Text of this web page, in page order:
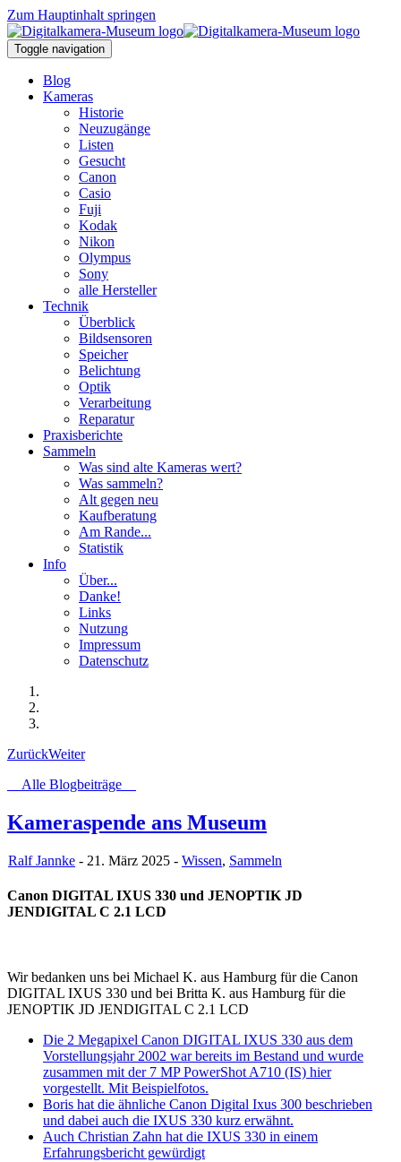
Zum Hauptinhalt springen
Toggle navigation
Blog
Kameras
Historie
Neuzugänge
Listen
Gesucht
Canon
Casio
Fuji
Kodak
Nikon
Olympus
Sony
alle Hersteller
Technik
Überblick
Bildsensoren
Speicher
Belichtung
Optik
Verarbeitung
Reparatur
Praxisberichte
Sammeln
Was sind alte Kameras wert?
Was sammeln?
Alt gegen neu
Kaufberatung
Am Rande...
Statistik
Info
Über...
Danke!
Links
Nutzung
Impressum
Datenschutz
ZurückWeiter
Alle Blogbeiträge
Kameraspende ans Museum
Ralf Jannke - 21. März 2025 - Wissen, Sammeln
Canon DIGITAL IXUS 330 und JENOPTIK JD
JENDIGITAL C 2.1 LCD
Wir bedanken uns bei Michael K. aus Hamburg für die Canon
DIGITAL IXUS 330 und bei Britta K. aus Hamburg für die
JENOPTIK JD JENDIGITAL C 2.1 LCD
Die 2 Megapixel Canon DIGITAL IXUS 330 aus dem
Vorstellungsjahr 2002 war bereits im Bestand und wurde
zusammen mit der 7 MP PowerShot A710 (IS) hier
vorgestellt. Mit Beispielfotos.
Boris hat die ähnliche Canon Digital Ixus 300 beschrieben
und dabei auch die IXUS 330 kurz erwähnt.
Auch Christian Zahn hat die IXUS 330 in einem
Erfahrungsbericht gewürdigt